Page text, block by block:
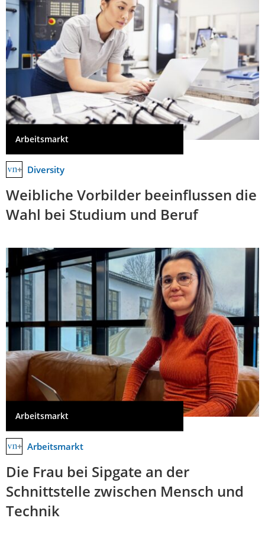
Arbeitsmarkt
Diversity
Weibliche Vorbilder beeinflussen die
Wahl bei Studium und Beruf
Arbeitsmarkt
Arbeitsmarkt
Die Frau bei Sipgate an der
Schnittstelle zwischen Mensch und
Technik